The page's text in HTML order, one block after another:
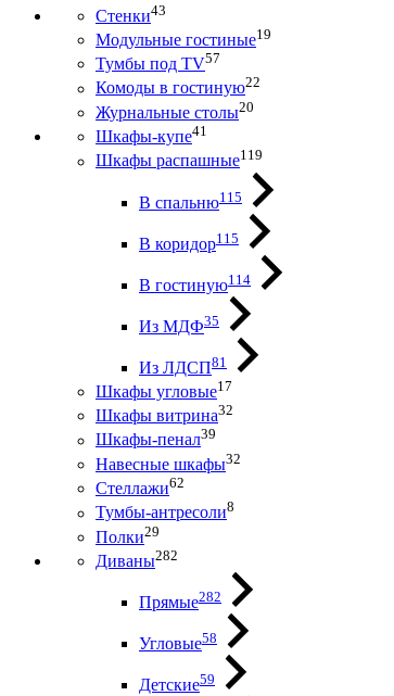
Стенки43
Модульные гостиные19
Тумбы под ТV57
Комоды в гостиную22
Журнальные столы20
Шкафы-купе41
Шкафы распашные119
В спальню115
В коридор115
В гостиную114
Из МДФ35
Из ЛДСП81
Шкафы угловые17
Шкафы витрина32
Шкафы-пенал39
Навесные шкафы32
Стеллажи62
Тумбы-антресоли8
Полки29
Диваны282
Прямые282
Угловые58
Детские59